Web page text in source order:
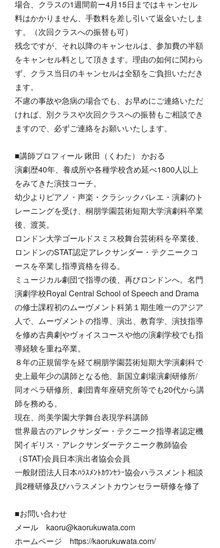
場合、クラスの1週間前ー4月15日まではキャンセル
料はかかりません、手数料を差し引いて返金いたしま
す。（次回クラスへの振替も可）
残念ですが、それ以降のキャンセルは、参加費の半額
をキャンセル料として頂きます。理由の如何に関わら
ず、クラス当日のキャンセルは全額をご負担いただき
ます。
不慮の事故や急病の場合でも、お早めにご連絡いただ
ければ、別クラスや次回クラスへの振替もご相談でき
ますので、必ずご連絡をお願いいたします。
■講師プロフィール 鍬田（くわた） かおる
演劇歴40年、養成所や各種学校含め延べ1800人以上
をみてきた演技コーチ。
幼少よりピアノ・声楽・クラシックバレエ・演劇のト
レーニングを受け、桐朋学園芸術短期大学演劇科卒業
後、渡英。
ロンドン大学ゴールドスミス校舞台芸術科を卒業後、
ロンドンのSTAT認定アレクサンダー・テクニークコ
ースを卒業し指導資格を得る。
ミュージカル劇団で指導の後、再びロンドンへ。名門
演劇学校Royal Central School of Speech and Drama
の修士課程初のムーヴメント科第１期生唯一のアジア
人で、ムーヴメントの指導、演出、教育学、演技指導
を修め古典劇やヴォイスコースや他の演劇学校でも指
導経験を重ね卒業。
８年の正規留学を経て桐朋学園芸術短期大学演劇科で
史上最年少の講師となる他、新国立劇場演劇研修所/
同オペラ研修所、劇団青年座研究所等でも20代から講
師を務める。
現在、尚美学園大学舞台表現学科講師
世界最古のアレクサンダー・テクニーク指導者認定機
関イギリス・アレクサンダーテクニーク教師協会
（STAT)会員日本演出者協会会員
一般財団法人日本ﾊﾗｽﾒﾝﾄｶｳﾝｾﾗｰ協会ハラスメント相談
員2種研修及びハラスメントカウンセラー研修を修了
■お問い合わせ
メール kaoru@kaorukuwata.com
ホームページ https://kaorukuwata.com/